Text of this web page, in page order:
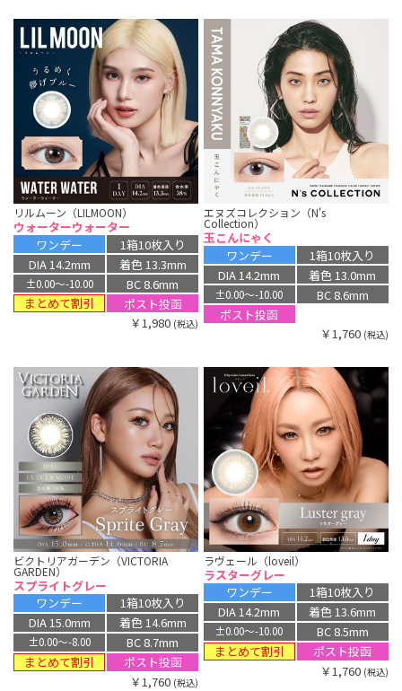
リルムーン（LILMOON）
ウォーターウォーター
ワンデー
1箱10枚入り
DIA 14.2mm
着色 13.3mm
±0.00〜-10.00
BC 8.6mm
まとめて割引
ポスト投函
￥1,980 (税込)
エヌズコレクション（N's
Collection）
玉こんにゃく
ワンデー
1箱10枚入り
DIA 14.2mm
着色 13.0mm
±0.00〜-10.00
BC 8.6mm
ポスト投函
￥1,760 (税込)
ビクトリアガーデン（VICTORIA
GARDEN）
スプライトグレー
ワンデー
1箱10枚入り
DIA 15.0mm
着色 14.6mm
±0.00〜-8.00
BC 8.7mm
まとめて割引
ポスト投函
￥1,760 (税込)
ラヴェール（loveil）
ラスターグレー
ワンデー
1箱10枚入り
DIA 14.2mm
着色 13.6mm
±0.00〜-10.00
BC 8.5mm
まとめて割引
ポスト投函
￥1,760 (税込)